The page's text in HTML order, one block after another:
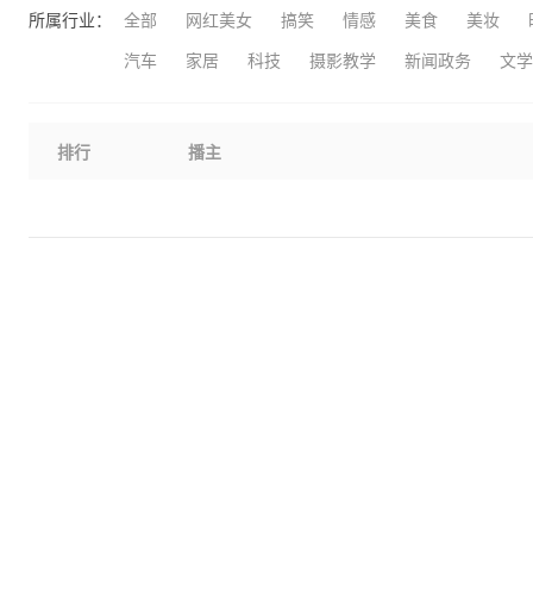
所属行业： 全部 网红美女 搞笑 情感 美食 美妆
汽车
家居 科技 摄影教学 新闻政务 文
排行 播主